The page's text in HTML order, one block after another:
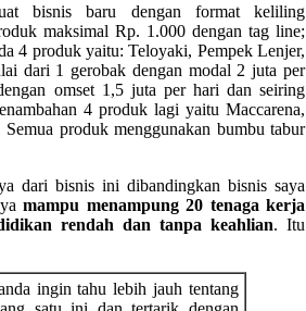
bisnis baru dengan format keliling
maksimal Rp. 1.000 dengan tag line;
4 produk yaitu: Teloyaki, Pempek Lenjer,
dari 1 gerobak dengan modal 2 juta per
omset 1,5 juta per hari dan seiring
4 produk lagi yaitu Maccarena,
produk menggunakan bumbu tabur
dari bisnis ini dibandingkan bisnis saya
mampu menampung 20 tenaga kerja
rendah dan tanpa keahlian. Itu
ingin tahu lebih jauh tentang